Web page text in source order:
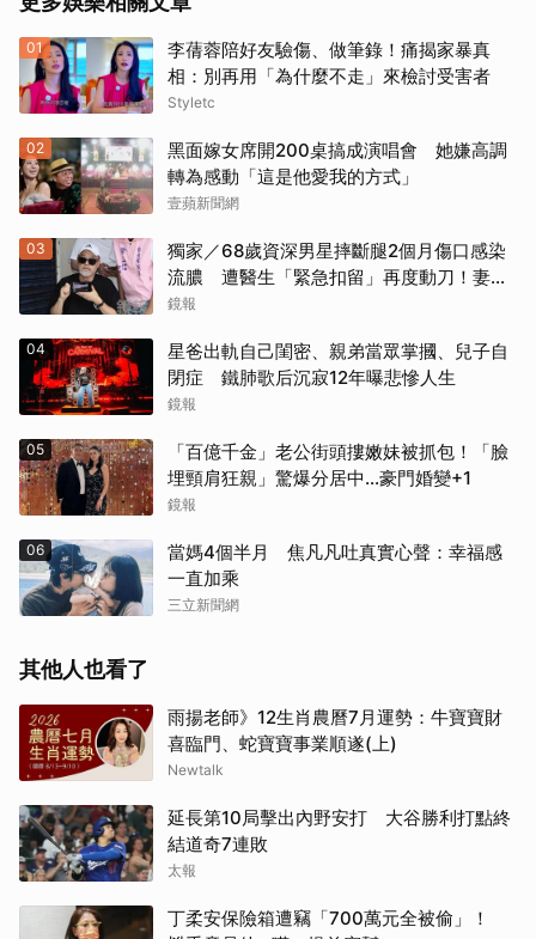
01
李蒨蓉陪好友驗傷、做筆錄！痛揭家暴真
相：別再用「為什麼不走」來檢討受害者
Styletc
02
黑面嫁女席開200桌搞成演唱會 她嫌高調
轉為感動「這是他愛我的方式」
壹蘋新聞網
03
獨家／68歲資深男星摔斷腿2個月傷口感染
流膿 遭醫生「緊急扣留」再度動刀！妻心
力交瘁曝現況
鏡報
04
星爸出軌自己閨密、親弟當眾掌摑、兒子自
閉症 鐵肺歌后沉寂12年曝悲慘人生
鏡報
05
「百億千金」老公街頭摟嫩妹被抓包！「臉
埋頸肩狂親」驚爆分居中...豪門婚變+1
鏡報
06
當媽4個半月 焦凡凡吐真實心聲：幸福感
一直加乘
三立新聞網
其他人也看了
雨揚老師》12生肖農曆7月運勢：牛寶寶財
喜臨門、蛇寶寶事業順遂(上)
Newtalk
延長第10局擊出內野安打 大谷勝利打點終
結道奇7連敗
太報
丁柔安保險箱遭竊「700萬元全被偷」！